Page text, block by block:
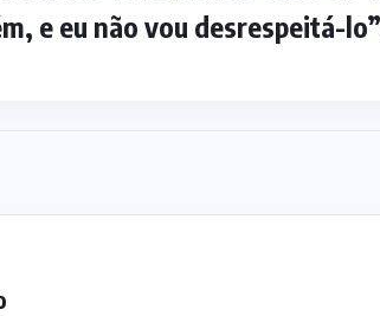
e eu não vou desrespeitá-